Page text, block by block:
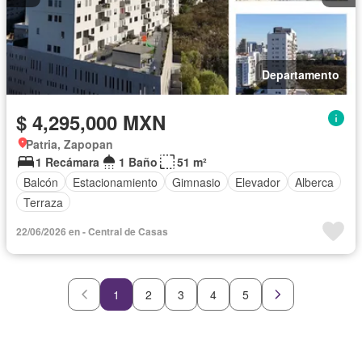
Departamento
$ 4,295,000 MXN
Patria, Zapopan
1 Recámara
1 Baño
51 m²
Balcón
Estacionamiento Gimnasio Elevador
Alberca
Terraza
22/06/2026 en - Central de Casas
1 2 3 4 5